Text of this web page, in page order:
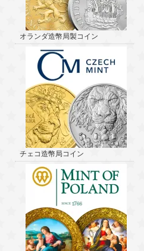
オランダ造幣局製コイン
チェコ造幣局コイン